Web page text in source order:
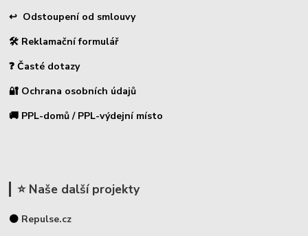
↩ Odstoupení od smlouvy
🛠 Reklamační formulář
❓ Časté dotazy
🔐 Ochrana osobních údajů
🚚 PPL-domů / PPL-výdejní místo
⭐ Naše další projekty
⚫ Repulse.cz